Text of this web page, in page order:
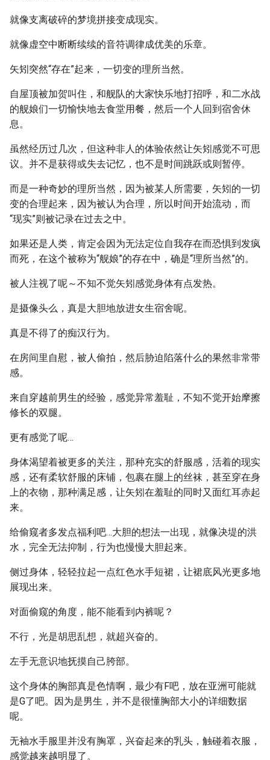
就像支离破碎的梦境拼接变成现实。
就像虚空中断断续续的音符调律成优美的乐章。
矢矧突然“存在”起来，一切变的理所当然。
自屋顶被加贺叫住，和舰队的大家快乐地打招呼，和二水战
的舰娘们一切愉快地去食堂用餐，然后一个人回到宿舍休
息。
虽然经历过几次，但这种非人的体验依然让矢矧感觉不可思
议。并不是获得或失去记忆，也不是时间跳跃或则暂停。
而是一种奇妙的理所当然，因为被某人所需要，矢矧的一切
变的合理起来，因为被认为合理，所以时间开始流动，而
“现实”则被记录在过去之中。
如果还是人类，肯定会因为无法定位自我存在而恐惧到发疯
而死，在这个被称为“舰娘”的存在中，确是“理所当然”的。
被人注视了呢～不知不觉矢矧感觉身体有点发热。
是摄像头么，真是大胆地放进女生宿舍呢。
真是不得了的痴汉行为。
在房间里自慰，被人偷拍，然后胁迫陷落什么的果然非常带
感。
来自穿越前男生的经验，感觉异常羞耻，不知不觉开始摩擦
修长的双腿。
更有感觉了呢…
身体渴望着被更多的关注，那种充实的舒服感，活着的现实
感，还有柔软舒服的床铺，包裹在腿上的丝袜，甚至穿在身
上的衣物，那种满足感，让矢矧在羞耻的同时又面红耳赤起
来。
给偷窥者多发点福利吧…大胆的想法一出现，就像决堤的洪
水，完全无法抑制，行为也慢慢大胆起来。
侧过身体，轻轻拉起一点红色水手短裙，让裙底风光更多地
展现出来。
对面偷窥的角度，能不能看到内裤呢？
不行，光是胡思乱想，就超兴奋的。
左手无意识地抚摸自己胯部。
这个身体的胸部真是色情啊，最少有F吧，放在亚洲可能就
是G了吧。因为是男生，并不是很懂胸部大小的详细数据
呢。
无袖水手服里并没有胸罩，兴奋起来的乳头，触碰着衣服，
感觉越来越明显了。